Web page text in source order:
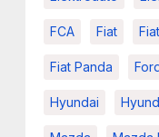
FCA Fiat
Fiat Panda
Hyundai